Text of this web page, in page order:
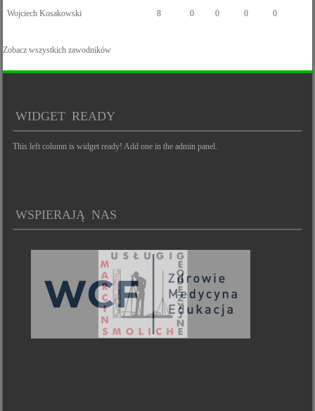
Wojciech Kosakowski 8 0 0 0 0
Zobacz wszystkich zawodników
WIDGET READY
This left column is widget ready! Add one in the admin panel.
WSPIERAJĄ NAS